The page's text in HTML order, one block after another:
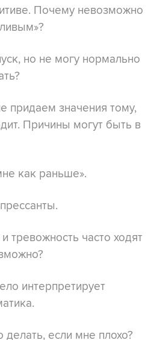
Почему невозможно
но не могу нормально
придаем значения тому,
Причины могут быть в
как раньше».
тревожность часто ходят
интерпретирует
если мне плохо?